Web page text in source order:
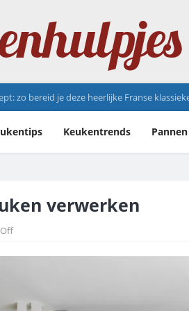
zo bereid je deze heerlijke Franse
Keukentrends Pannen
verwerken